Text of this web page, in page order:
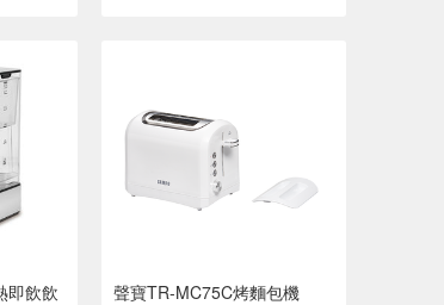
即飲飲
聲寶TR-MC75C烤麵包機